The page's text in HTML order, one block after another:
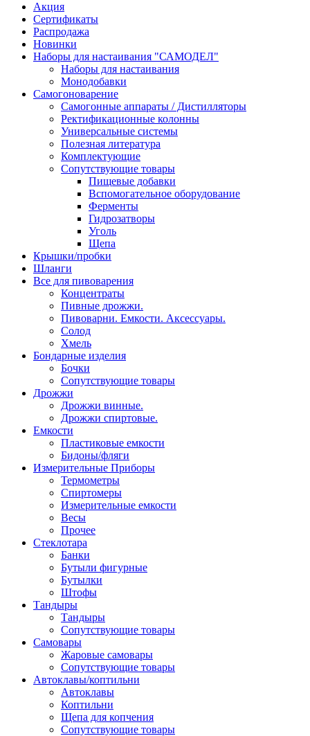
Акция
Сертификаты
Распродажа
Новинки
Наборы для настаивания "САМОДЕЛ"
Наборы для настаивания
Монодобавки
Самогоноварение
Самогонные аппараты / Дистилляторы
Ректификационные колонны
Универсальные системы
Полезная литература
Комплектующие
Сопутствующие товары
Пищевые добавки
Вспомогательное оборудование
Ферменты
Гидрозатворы
Уголь
Щепа
Крышки/пробки
Шланги
Все для пивоварения
Концентраты
Пивные дрожжи.
Пивоварни. Емкости. Аксессуары.
Солод
Хмель
Бондарные изделия
Бочки
Сопутствующие товары
Дрожжи
Дрожжи винные.
Дрожжи спиртовые.
Емкости
Пластиковые емкости
Бидоны/фляги
Измерительные Приборы
Термометры
Спиртомеры
Измерительные емкости
Весы
Прочее
Стеклотара
Банки
Бутыли фигурные
Бутылки
Штофы
Тандыры
Тандыры
Сопутствующие товары
Самовары
Жаровые самовары
Сопутствующие товары
Автоклавы/коптильни
Автоклавы
Коптильни
Щепа для копчения
Сопутствующие товары